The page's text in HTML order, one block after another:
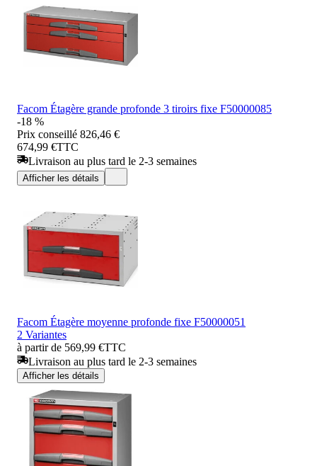
Facom Étagère grande profonde 3 tiroirs fixe F50000085
-18 %
Prix conseillé 826,46 €
674,99 €TTC
Livraison au plus tard le 2-3 semaines
Afficher les détails
Facom Étagère moyenne profonde fixe F50000051
2 Variantes
à partir de 569,99 €TTC
Livraison au plus tard le 2-3 semaines
Afficher les détails